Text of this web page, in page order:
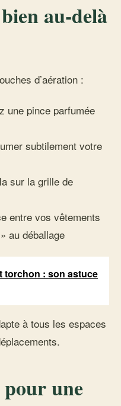
au-delà
d’aération :
une pince parfumée
subtilement votre
sur la grille de
entre vos vêtements
au déballage
torchon : son astuce
à tous les espaces
pour une